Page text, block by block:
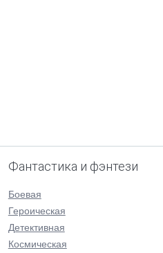
Фантастика и фэнтези
Боевая
Героическая
Детективная
Космическая